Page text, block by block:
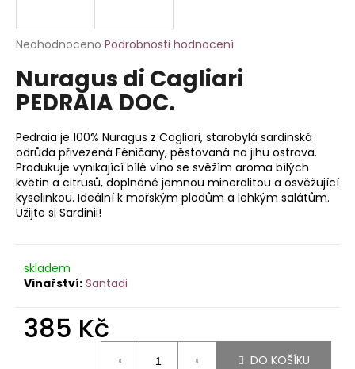
Průměrné
produktu
je
0,0
5
hvězdiček.
Neohodnoceno Podrobnosti hodnocení
Nuragus di Cagliari
PEDRAIA DOC.
Pedraia je 100% Nuragus z Cagliari, starobylá sardinská
odrůda přivezená Féničany, pěstovaná na jihu ostrova.
Produkuje vynikající bílé víno se svěžím aroma bílých
květin a citrusů, doplněné jemnou mineralitou a osvěžující
kyselinkou. Ideální k mořským plodům a lehkým salátům.
Užijte si Sardinii!
skladem
Santadi
385 Kč
DO KOŠÍKU
j
t
?
HLEDAT
o
p
o
u